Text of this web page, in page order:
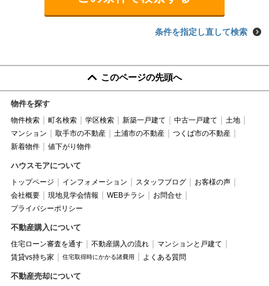
条件を指定し直して検索
このページの先頭へ
物件を探す
物件検索 町名検索 学区検索 新築一戸建て 中古一戸建て
土地
マンション
取手市の不動産 土浦市の不動産
つくば市の不動産
新着物件
値下がり物件
ハウスモアについて
トップページ インフォメーション スタッフブログ
お客様の声
会社概要
現地見学会情報 WEBチラシ
お問合せ
プライバシーポリシー
不動産購入について
住宅ローン審査を通す 不動産購入の流れ
マンションと戸建て
賃貸vs持ち家
住宅取得時にかかる諸費用 よくある質問
不動産売却について